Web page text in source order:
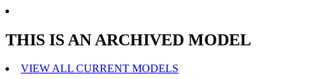
THIS IS AN ARCHIVED MODEL
VIEW ALL CURRENT MODELS